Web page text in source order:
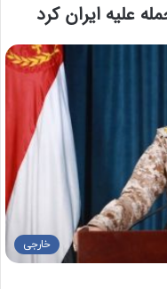
علیه ایران کرد
خارجی